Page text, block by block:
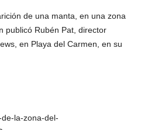
de una manta, en una zona
publicó Rubén Pat, director
en Playa del Carmen, en su